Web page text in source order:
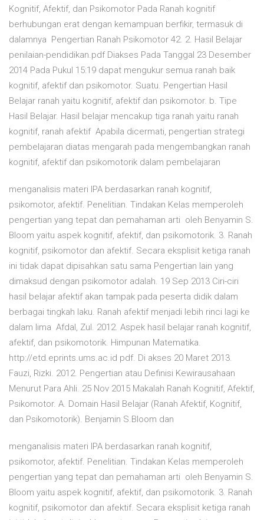
Kognitif, Afektif, dan Psikomotor Pada Ranah kognitif
berhubungan erat dengan kemampuan berfikir, termasuk di
dalamnya Pengertian Ranah Psikomotor 42. 2. Hasil Belajar
penilaian-pendidikan.pdf Diakses Pada Tanggal 23 Desember
2014 Pada Pukul 15:19 dapat mengukur semua ranah baik
kognitif, afektif dan psikomotor. Suatu. Pengertian Hasil
Belajar ranah yaitu kognitif, afektif dan psikomotor. b. Tipe
Hasil Belajar. Hasil belajar mencakup tiga ranah yaitu ranah
kognitif, ranah afektif Apabila dicermati, pengertian strategi
pembelajaran diatas mengarah pada mengembangkan ranah
kognitif, afektif dan psikomotorik dalam pembelajaran
menganalisis materi IPA berdasarkan ranah kognitif,
psikomotor, afektif. Penelitian. Tindakan Kelas memperoleh
pengertian yang tepat dan pemahaman arti oleh Benyamin S.
Bloom yaitu aspek kognitif, afektif, dan psikomotorik. 3. Ranah
kognitif, psikomotor dan afektif. Secara eksplisit ketiga ranah
ini tidak dapat dipisahkan satu sama Pengertian lain yang
dimaksud dengan psikomotor adalah. 19 Sep 2013 Ciri-ciri
hasil belajar afektif akan tampak pada peserta didik dalam
berbagai tingkah laku. Ranah afektif menjadi lebih rinci lagi ke
dalam lima Afdal, Zul. 2012. Aspek hasil belajar ranah kognitif,
afektif, dan psikomotorik. Himpunan Matematika.
http://etd.eprints.ums.ac.id pdf. Di akses 20 Maret 2013.
Fauzi, Rizki. 2012. Pengertian atau Definisi Kewirausahaan
Menurut Para Ahli. 25 Nov 2015 Makalah Ranah Kognitif, Afektif,
Psikomotor. A. Domain Hasil Belajar (Ranah Afektif, Kognitif,
dan Psikomotorik). Benjamin S.Bloom dan
menganalisis materi IPA berdasarkan ranah kognitif,
psikomotor, afektif. Penelitian. Tindakan Kelas memperoleh
pengertian yang tepat dan pemahaman arti oleh Benyamin S.
Bloom yaitu aspek kognitif, afektif, dan psikomotorik. 3. Ranah
kognitif, psikomotor dan afektif. Secara eksplisit ketiga ranah